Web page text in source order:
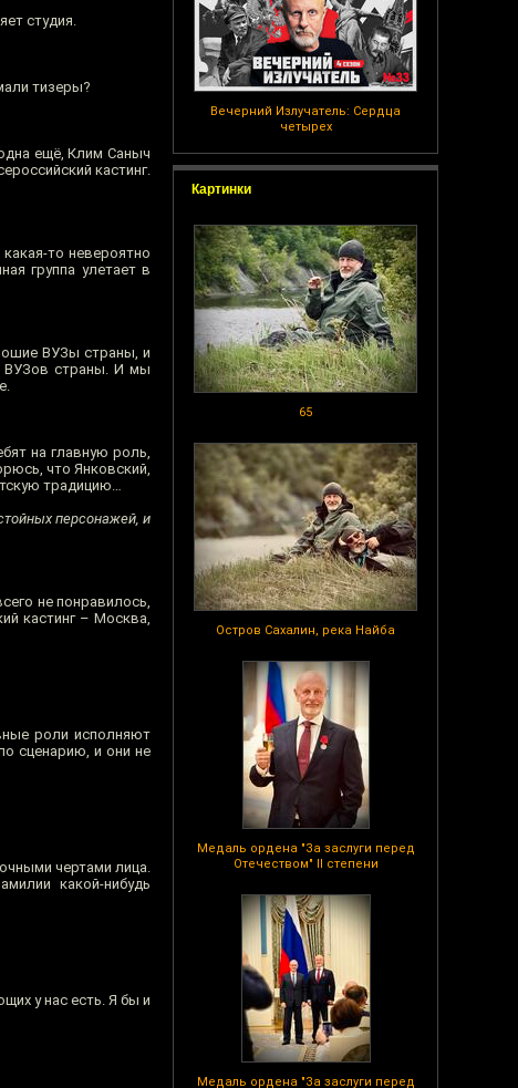
Вечерний Излучатель: Сердца
четырех
Картинки
65
Остров Сахалин, река Найба
Медаль ордена "За заслуги перед
Отечеством" II степени
Медаль ордена "За заслуги перед
студия.
тизеры?
ещё, Клим Саныч
кастинг.
то невероятно
группа улетает в
ВУЗы страны, и
ВУЗов страны. И мы
на главную роль,
что Янковский,
традицию…
персонажей, и
не понравилось,
кастинг – Москва,
роли исполняют
сценарию, и они не
чертами лица.
какой-нибудь
у нас есть. Я бы и